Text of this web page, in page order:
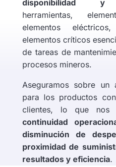
disponibilidad y
herramientas,
elementos
elementos críticos
de tareas de
procesos mineros.
Aseguramos sobre un
para los productos
clientes, lo que nos
continuidad
disminución de
proximidad de
resultados y eficiencia.